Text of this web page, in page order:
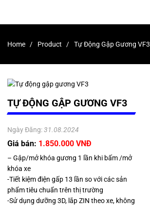
Home Product Tự Động Gập Gương VF3
TỰ ĐỘNG GẬP GƯƠNG VF3
Ngày Đăng:31.08.2024
Giá bán: 1.850.000 VNĐ
– Gập/mở khóa gương 1 lần khi bấm /mở
khóa xe
-Tiết kiệm điện gấp 13 lần so với các sản
phẩm tiêu chuẩn trên thị trường
-Sử dụng dưỡng 3D, lắp ZIN theo xe, không